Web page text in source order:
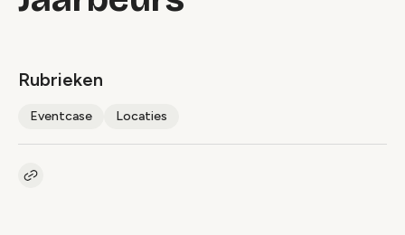
Rubrieken
Eventcase Locaties
Kopieer link naar artikel